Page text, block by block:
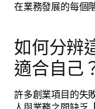
在業務發展的每個
如何分辨
適合自己
許多創業項目的失